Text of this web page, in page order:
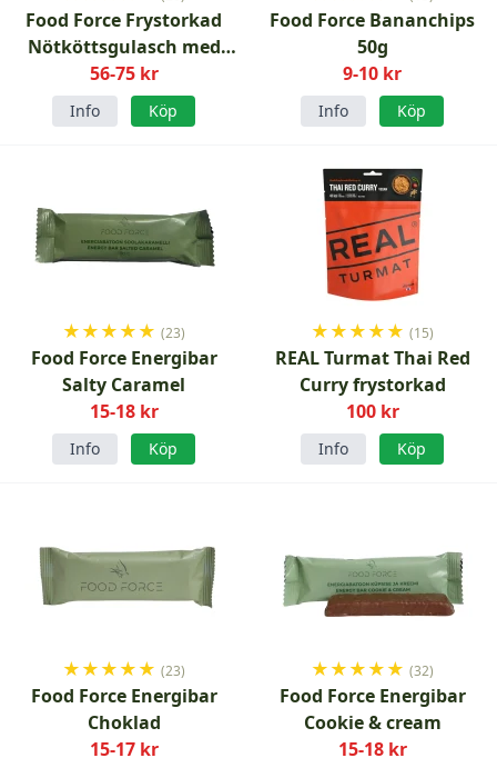
Food Force Frystorkad
Nötköttsgulasch med
potatis 150g
56-75 kr
Info Köp
Food Force Bananchips
50g
9-10 kr
Info Köp
★★★★★ (23)
Food Force Energibar
Salty Caramel
15-18 kr
Info Köp
★★★★★ (15)
REAL Turmat Thai Red
Curry frystorkad
100 kr
Info Köp
★★★★★ (23)
Food Force Energibar
Choklad
15-17 kr
★★★★★ (32)
Food Force Energibar
Cookie & cream
15-18 kr